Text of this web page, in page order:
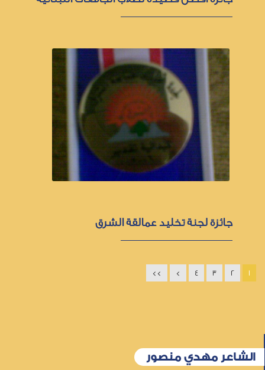
جائزة لجنة تخليد عمالقة الشرق
1
2
3
4
>
>>
الشاعر مهدي منصور